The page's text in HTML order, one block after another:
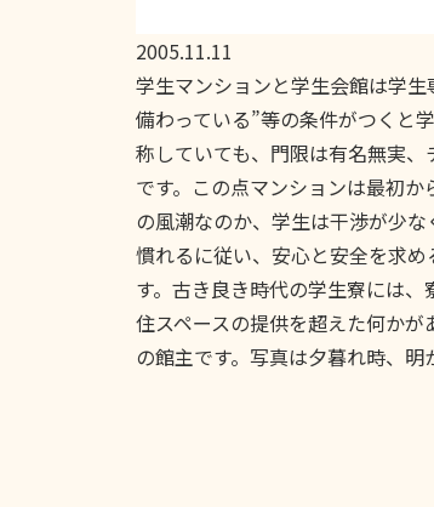
2005.11.11
学生マンションと学生会館は学
備わっている”等の条件がつくと
称していても、門限は有名無実
です。この点マンションは最初
の風潮なのか、学生は干渉が少
慣れるに従い、安心と安全を求
す。古き良き時代の学生寮には
住スペースの提供を超えた何か
の館主です。写真は夕暮れ時、明